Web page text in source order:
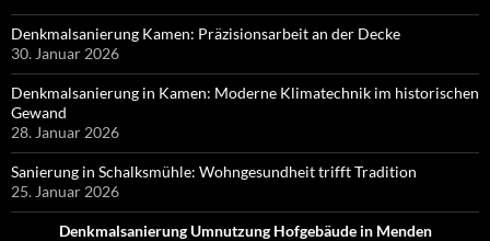
Denkmalsanierung Kamen: Präzisionsarbeit an der Decke
30. Januar 2026
Denkmalsanierung in Kamen: Moderne Klimatechnik im historischen
Gewand
28. Januar 2026
Sanierung in Schalksmühle: Wohngesundheit trifft Tradition
25. Januar 2026
Denkmalsanierung Umnutzung Hofgebäude in Menden